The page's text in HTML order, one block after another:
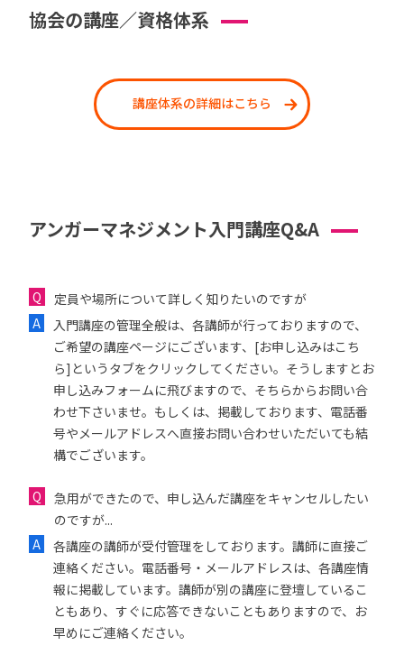
協会の講座／資格体系
講座体系の詳細はこちら
アンガーマネジメント入門講座Q&A
定員や場所について詳しく知りたいのですが
入門講座の管理全般は、各講師が行っておりますので、
ご希望の講座ページにございます、[お申し込みはこち
ら]というタブをクリックしてください。そうしますとお
申し込みフォームに飛びますので、そちらからお問い合
わせ下さいませ。もしくは、掲載しております、電話番
号やメールアドレスへ直接お問い合わせいただいても結
構でございます。
急用ができたので、申し込んだ講座をキャンセルしたい
のですが...
各講座の講師が受付管理をしております。講師に直接ご
連絡ください。電話番号・メールアドレスは、各講座情
報に掲載しています。講師が別の講座に登壇しているこ
ともあり、すぐに応答できないこともありますので、お
早めにご連絡ください。